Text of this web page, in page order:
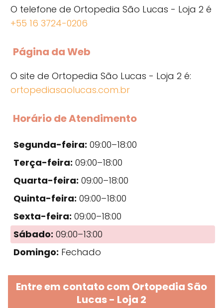
O telefone de Ortopedia São Lucas - Loja 2 é
+55 16 3724-0206
Página da Web
O site de Ortopedia São Lucas - Loja 2 é:
ortopediasaolucas.com.br
Horário de Atendimento
Segunda-feira: 09:00–18:00
Terça-feira: 09:00–18:00
Quarta-feira: 09:00–18:00
Quinta-feira: 09:00–18:00
Sexta-feira: 09:00–18:00
Sábado: 09:00–13:00
Domingo: Fechado
Entre em contato com Ortopedia São
Lucas - Loja 2